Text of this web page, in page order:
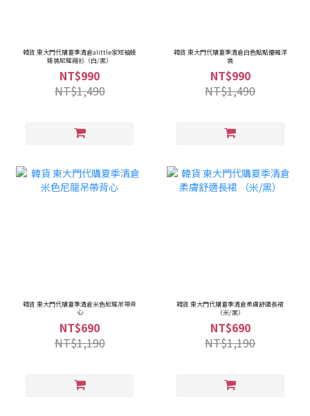
韓貨 東大門代購夏季清倉alittle家短袖娃
娃裝尼龍襯衫（白/黑）
NT$990
NT$1,490
韓貨 東大門代購夏季清倉白色點點優雅洋
裝
NT$990
NT$1,490
韓貨 東大門代購夏季清倉米色尼龍吊帶背
心
NT$690
NT$1,190
韓貨 東大門代購夏季清倉柔膚舒適長裙
（米/黑）
NT$690
NT$1,190